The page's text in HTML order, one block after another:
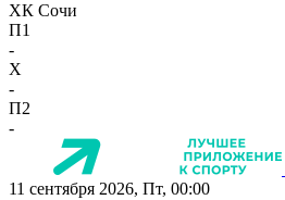
ХК Сочи
П1
-
X
-
П2
-
11 сентября 2026, Пт, 00:00